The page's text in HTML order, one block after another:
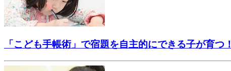
「こども手帳術」で宿題を自主的にできる子が育つ！